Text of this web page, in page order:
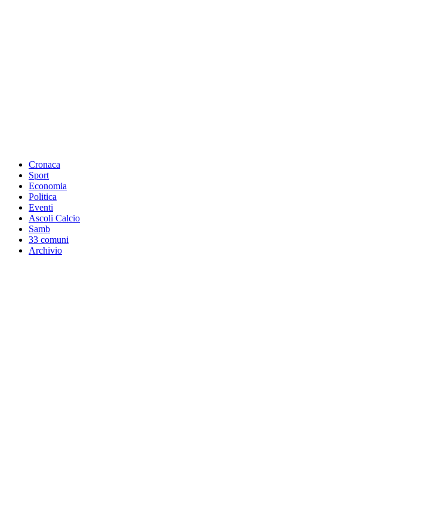
Cronaca
Sport
Economia
Politica
Eventi
Ascoli Calcio
Samb
33 comuni
Archivio